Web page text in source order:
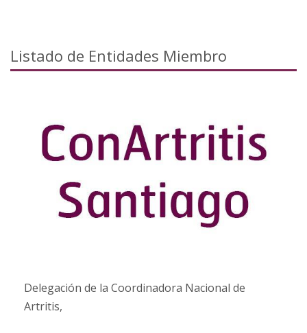
Listado de Entidades Miembro
Delegación de la Coordinadora Nacional de
Artritis,